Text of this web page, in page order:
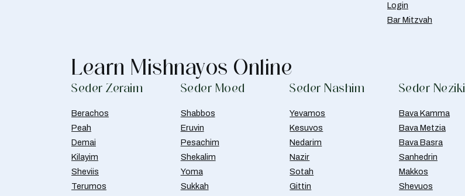
Login
Bar Mitzvah
Learn Mishnayos Online
Seder Zeraim
Berachos
Peah
Demai
Kilayim
Sheviis
Terumos
Seder Moed
Shabbos
Eruvin
Pesachim
Shekalim
Yoma
Sukkah
Seder Nashim
Yevamos
Kesuvos
Nedarim
Nazir
Sotah
Gittin
Seder
Bava Kamma
Bava Metzia
Bava Basra
Sanhedrin
Makkos
Shevuos